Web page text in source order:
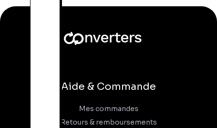
Aide & Commande
Mes commandes
Retours & remboursements